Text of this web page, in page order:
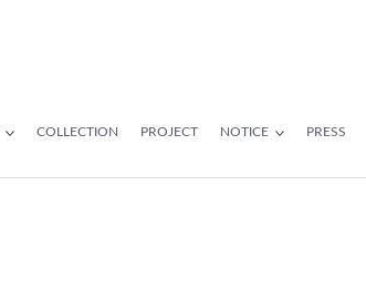
COLLECTION PROJECT NOTICE PRESS